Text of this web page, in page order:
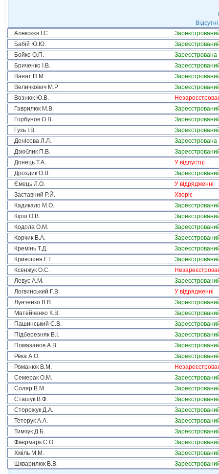
Алексєєв І.С.
Бабій Ю.Ю.
Бойко О.П.
Зареєстрована
Бриченко І.В.
Ванат П.М.
Величкович М.Р.
Вознюк Ю.В.
Гаврилюк М.В.
Горбунов О.В.
Гузь І.В.
Денісова Л.Л.
Зареєстрована
Дзюблик П.В.
Донець Т.А.
У відпустці
Дроздик О.В.
Ємець Л.О.
У відрядженні
Заставний Р.Й.
Хворіє
Кадикало М.О.
Кірш О.В.
Кодола О.М.
Корчик В.А.
Кремінь Т.Д.
Кривошея Г.Г.
Ксенжук О.С.
Левус А.М.
Логвинський Г.В.
У відрядженні
Лунченко В.В.
Матейченко К.В.
Пашинський С.В.
Підберезняк В.І.
Помазанов А.В.
Река А.О.
Романюк В.М.
Семерак О.М.
Соляр В.М.
Сташук В.Ф.
Сторожук Д.А.
Тетерук А.А.
Тимчук Д.Б.
Фаєрмарк С.О.
Хміль М.М.
Шкварилюк В.В.